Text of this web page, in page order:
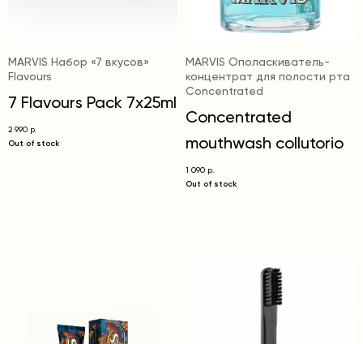
MARVIS Набор «7 вкусов»
Flavours
7 Flavours Pack 7x25ml
2 990 р.
Out of stock
MARVIS Ополаскиватель-
концентрат для полости рта
Concentrated
Concentrated
mouthwash collutorio
1 090 р.
Out of stock